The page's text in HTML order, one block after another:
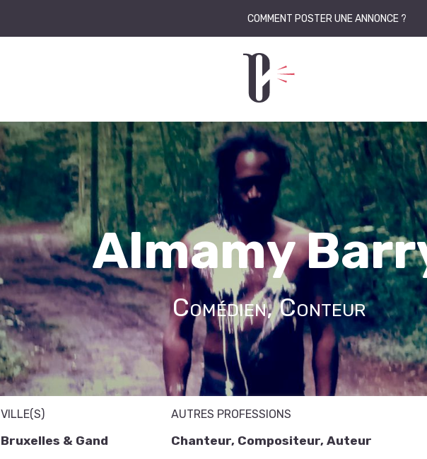
COMMENT POSTER UNE ANNONCE ?
Almamy
Comédien, Conteur
VILLE(S)
Bruxelles & Gand
AUTRES PROFESSIONS
Chanteur, Compositeur, Auteur